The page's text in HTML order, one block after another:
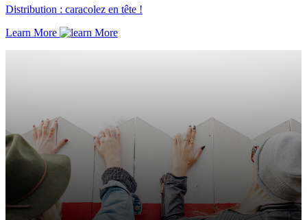
Distribution : caracolez en tête !
Learn More